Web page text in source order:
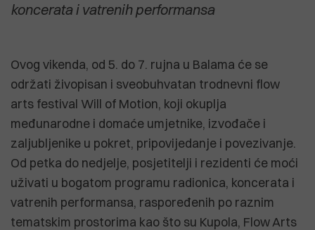
koncerata i vatrenih performansa
Ovog vikenda, od 5. do 7. rujna u Balama će se
održati živopisan i sveobuhvatan trodnevni flow
arts festival Will of Motion, koji okuplja
međunarodne i domaće umjetnike, izvođače i
zaljubljenike u pokret, pripovijedanje i povezivanje.
Od petka do nedjelje, posjetitelji i rezidenti će moći
uživati u bogatom programu radionica, koncerata i
vatrenih performansa, raspoređenih po raznim
tematskim prostorima kao što su Kupola, Flow Arts